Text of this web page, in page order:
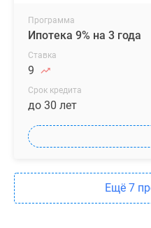
Программа
Ипотека 9% на 3 года
Ставка
9
Срок кредита
до 30 лет
Ещё 7